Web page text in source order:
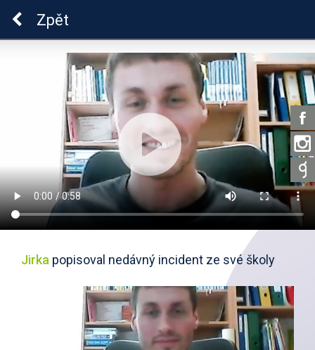
Zpět
Jirka popisoval nedávný incident ze své školy